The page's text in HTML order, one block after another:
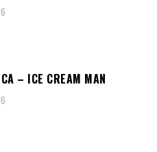
– ICE CREAM MAN